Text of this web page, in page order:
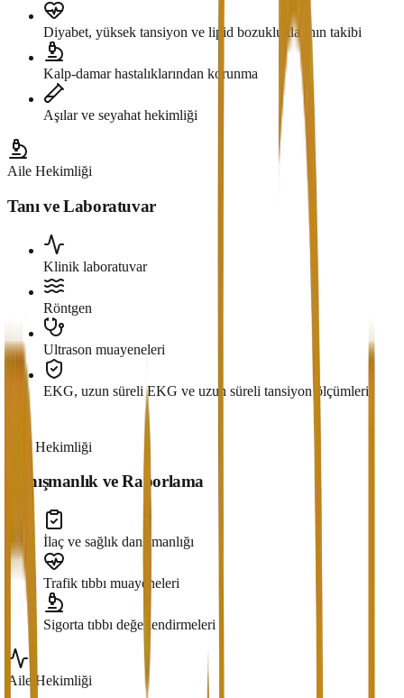
Diyabet, yüksek tansiyon ve lipid bozukluklarının takibi
Kalp-damar hastalıklarından korunma
Aşılar ve seyahat hekimliği
Aile Hekimliği
Tanı ve Laboratuvar
Klinik laboratuvar
Röntgen
Ultrason muayeneleri
EKG, uzun süreli EKG ve uzun süreli tansiyon ölçümleri
Aile Hekimliği
Danışmanlık ve Raporlama
İlaç ve sağlık danışmanlığı
Trafik tıbbı muayeneleri
Sigorta tıbbı değerlendirmeleri
Aile Hekimliği